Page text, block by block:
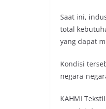
Saat ini,
total
yang dapat
Kondisi
negara-
KAHMI